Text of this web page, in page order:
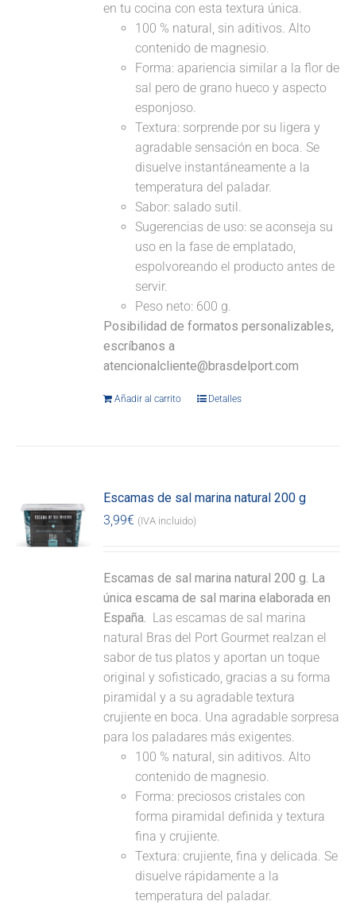
en tu cocina con esta textura única.
100 % natural, sin aditivos. Alto
contenido de magnesio.
Forma: apariencia similar a la flor de
sal pero de grano hueco y aspecto
esponjoso.
Textura: sorprende por su ligera y
agradable sensación en boca. Se
disuelve instantáneamente a la
temperatura del paladar.
Sabor: salado sutil.
Sugerencias de uso: se aconseja su
uso en la fase de emplatado,
espolvoreando el producto antes de
servir.
Peso neto: 600 g.
Posibilidad de formatos personalizables,
escríbanos a
atencionalcliente@brasdelport.com
Añadir al carrito Detalles
Escamas de sal marina natural 200 g
3,99€ (IVA incluido)
Escamas de sal marina natural 200 g. La
única escama de sal marina elaborada en
España. Las escamas de sal marina
natural Bras del Port Gourmet realzan el
sabor de tus platos y aportan un toque
original y sofisticado, gracias a su forma
piramidal y a su agradable textura
crujiente en boca. Una agradable sorpresa
para los paladares más exigentes.
100 % natural, sin aditivos. Alto
contenido de magnesio.
Forma: preciosos cristales con
forma piramidal definida y textura
fina y crujiente.
Textura: crujiente, fina y delicada. Se
disuelve rápidamente a la
temperatura del paladar.